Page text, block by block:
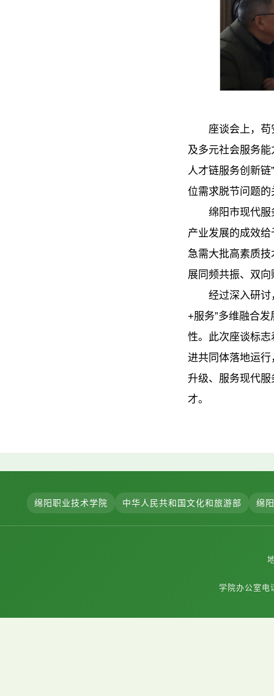
座谈会上，
及多元社会服务
人才链服务创新
位需求脱节问题的
绵阳市现代
产业发展的成效
急需大批高素质
展同频共振、双向
经过深入研讨
+服务”多维融合
性。此次座谈标志
进共同体落地运
升级、服务现代
才。
绵阳职业技术学院 中华人民共和国文化和旅游部 绵
学院办公室